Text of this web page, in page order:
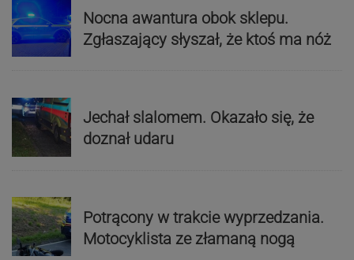
Nocna awantura obok sklepu.
Zgłaszający słyszał, że ktoś ma nóż
Jechał slalomem. Okazało się, że
doznał udaru
Potrącony w trakcie wyprzedzania.
Motocyklista ze złamaną nogą